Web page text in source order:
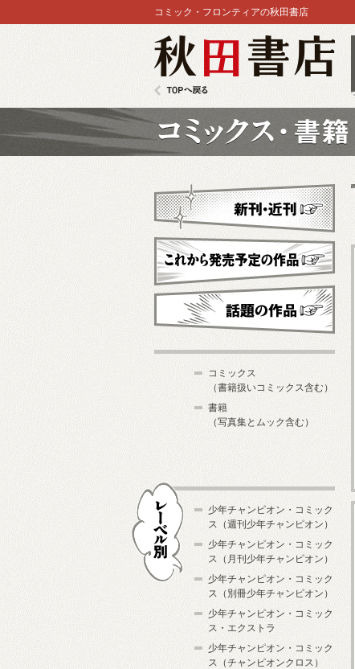
コミック・フロンティアの秋田書店
新刊・近刊
これから発売予定
コミックス
（書籍扱いコミックス含む）
書籍
（写真集とムック含む）
少年チャンピオン・コミック
ス（週刊少年チャンピオン）
少年チャンピオン・コミック
ス（月刊少年チャンピオン）
少年チャンピオン・コミック
ス（別冊少年チャンピオン）
少年チャンピオン・コミック
ス・エクストラ
少年チャンピオン・コミック
ス（チャンピオンクロス）